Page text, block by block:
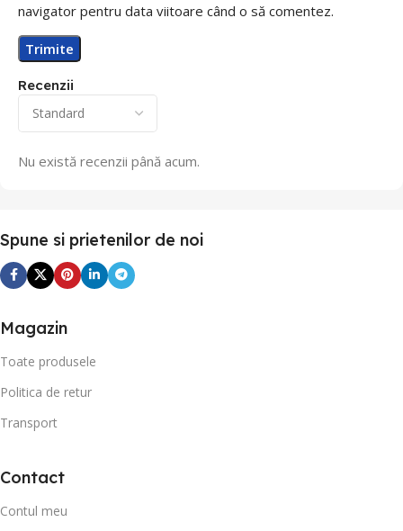
Recenzii
Nu există recenzii până acum.
navigator pentru data viitoare când o să comentez.
Spune si prietenilor de noi
Magazin
Toate produsele
Politica de retur
Transport
Contact
Contul meu